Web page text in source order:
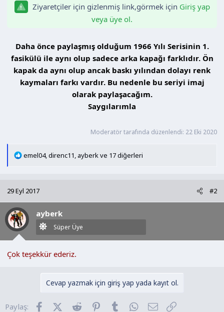
Ziyaretçiler için gizlenmiş link,görmek için Giriş yap
veya üye ol.
Daha önce paylaşmış olduğum 1966 Yılı Serisinin 1.
fasikülü ile aynı olup sadece arka kapağı farklıdır. Ön
kapak da aynı olup ancak baskı yılından dolayı renk
kaymaları farkı vardır. Bu nedenle bu seriyi imaj
olarak paylaşacağım.
Saygılarımla
Moderatör tarafında düzenlendi: 22 Eki 2020
T
i
l
e
r
emel04,direnc11, ayberkve 17 diğerleri
29 Eyl 2017 #2
ayberk
Süper Üye
Çok teşekkür ederiz.
Cevap yazmak için giriş yap yada kayıt ol.
Paylaş: FacebookX (Twitter)
Reddit Pinterest
Tumblr WhatsApp
E-posta